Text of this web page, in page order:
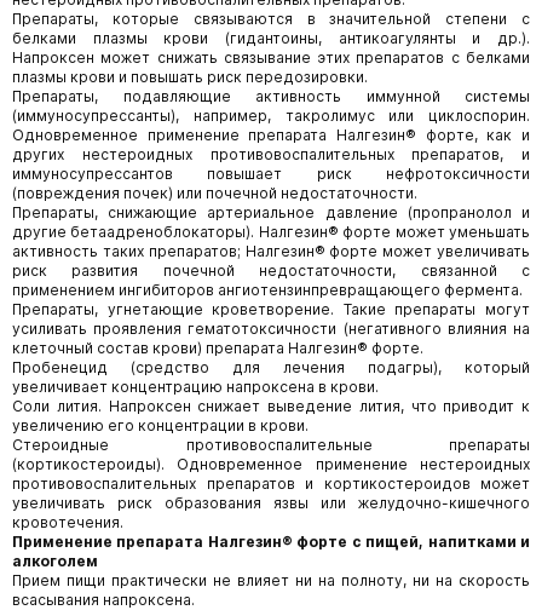
Препараты, которые связываются в значительной степени с
белками плазмы крови (гидантоины, антикоагулянты и др.).
Напроксен может снижать связывание этих препаратов с белками
плазмы крови и повышать риск передозировки.
Препараты, подавляющие активность иммунной системы
(иммуносупрессанты), например, такролимус или циклоспорин.
Одновременное применение препарата Налгезин® форте, как и
других нестероидных противовоспалительных препаратов, и
иммуносупрессантов повышает риск нефротоксичности
(повреждения почек) или почечной недостаточности.
Препараты, снижающие артериальное давление (пропранолол и
другие бетаадреноблокаторы). Налгезин® форте может уменьшать
активность таких препаратов; Налгезин® форте может увеличивать
риск развития почечной недостаточности, связанной с
применением ингибиторов ангиотензинпревращающего фермента.
Препараты, угнетающие кроветворение. Такие препараты могут
усиливать проявления гематотоксичности (негативного влияния на
клеточный состав крови) препарата Налгезин® форте.
Пробенецид (средство для лечения подагры), который
увеличивает концентрацию напроксена в крови.
Соли лития. Напроксен снижает выведение лития, что приводит к
увеличению его концентрации в крови.
Стероидные противовоспалительные препараты
(кортикостероиды). Одновременное применение нестероидных
противовоспалительных препаратов и кортикостероидов может
увеличивать риск образования язвы или желудочно-кишечного
кровотечения.
Применение препарата Налгезин® форте с пищей, напитками и
алкоголем
Прием пищи практически не влияет ни на полноту, ни на скорость
всасывания напроксена.